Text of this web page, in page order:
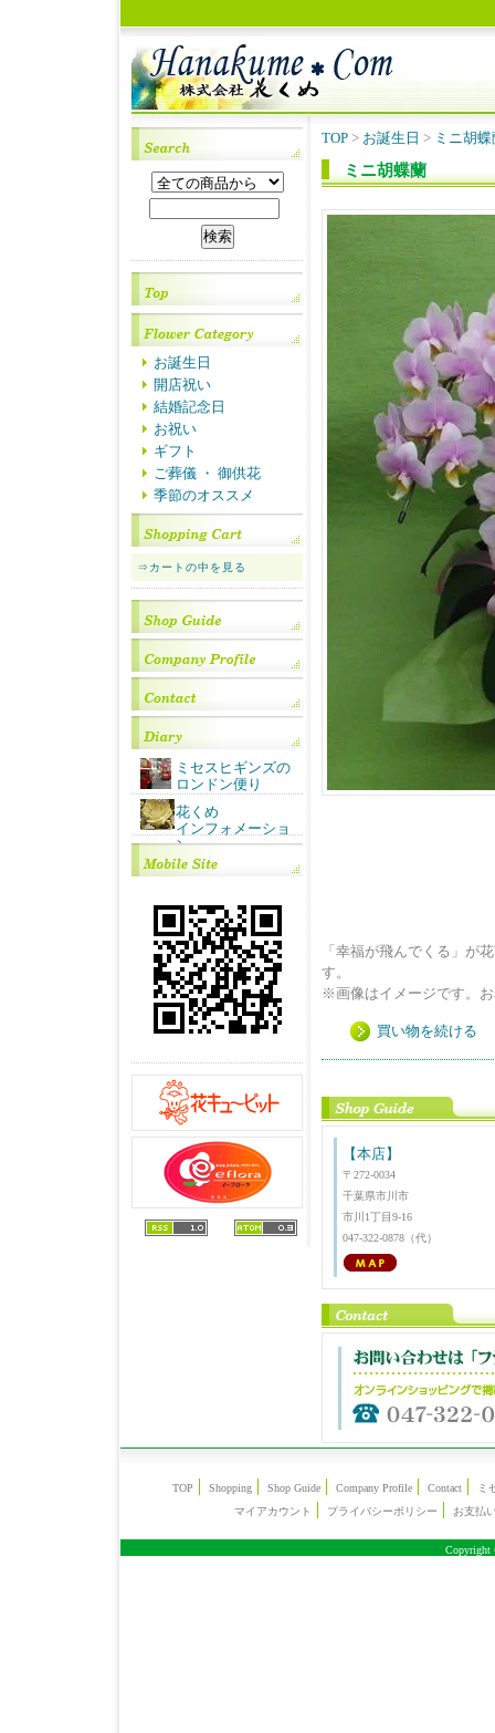
お誕生日
開店祝い
結婚記念日
お祝い
ギフト
ご葬儀 ・ 御供花
季節のオススメ
⇒カートの中を見る
ミセスヒギンズの
ロンドン便り
花くめ
インフォメーショ
ン
TOP > お誕生日 > ミニ胡蝶
ミニ胡蝶蘭
「幸福が飛んでくる」が
※画像はイメージです。
買い物を続ける
【本店】
〒272-0034
千葉県市川市
市川1丁目9-16
047-322-0878（代）
TOP Shopping Shop Guide Company Profile Contact
ミ
マイアカウント
プライバシーポリシー お支払
Copyright